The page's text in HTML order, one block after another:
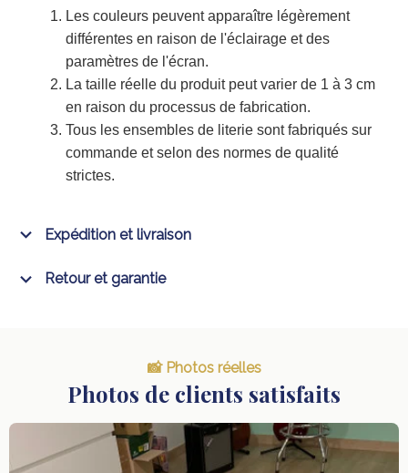
Les couleurs peuvent apparaître légèrement
différentes en raison de l'éclairage et des
paramètres de l'écran.
La taille réelle du produit peut varier de 1 à 3 cm
en raison du processus de fabrication.
Tous les ensembles de literie sont fabriqués sur
commande et selon des normes de qualité
strictes.
Expédition et livraison
Retour et garantie
📸 Photos réelles
Photos de clients satisfaits